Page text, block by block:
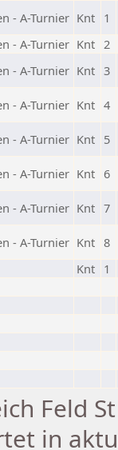
- A-Turnier Knt 1
- A-Turnier Knt 2
- A-Turnier Knt 3
- A-Turnier Knt 4
- A-Turnier Knt 5
- A-Turnier Knt 6
- A-Turnier Knt 7
- A-Turnier Knt 8
Knt 1
Feld
in